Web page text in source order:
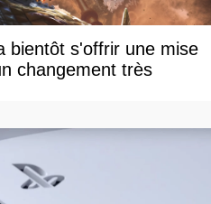
bientôt s'offrir une mise
changement très